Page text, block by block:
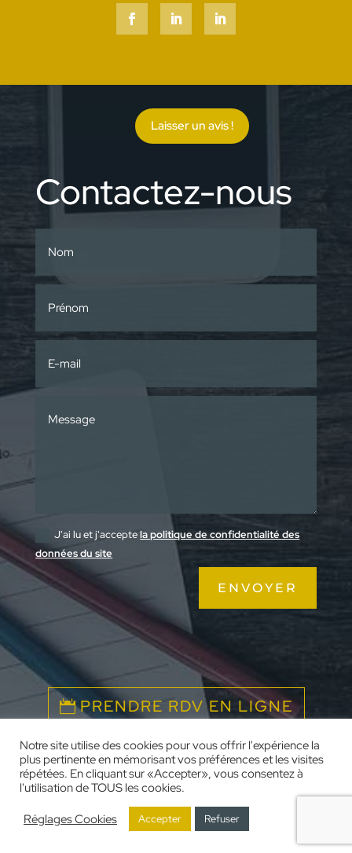
Laisser un avis !
Contactez-nous
J'ai lu et j'acceptela politique de confidentialité des
données du site
ENVOYER
PRENDRE RDV EN LIGNE
Prisme – Conseils en gestion de patrimoine |
Notre site utilise des cookies pour vous offrir l'expérience la
plus pertinente en mémorisant vos préférences et les visites
répétées. En cliquant sur «Accepter», vous consentez à
l'utilisation de TOUS les cookies.
Réglages Cookies Accepter Refuser